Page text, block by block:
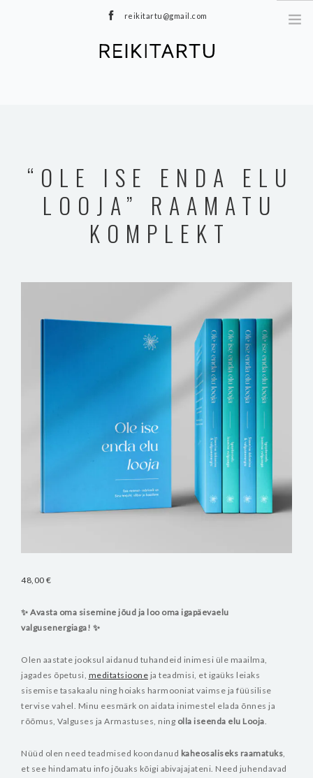
reikitartu@gmail.com
HINNAKIRI
TOOTED
BLOGI
KONTAKT
“OLE ISE ENDA ELU
LOOJA” RAAMATU
KOMPLEKT
48,00 €
✨ Avasta oma sisemine jõud ja loo oma igapäevaelu
valgusenergiaga! ✨
Olen aastate jooksul aidanud tuhandeid inimesi üle maailma,
jagades õpetusi, meditatsioone ja teadmisi, et igaüks leiaks
sisemise tasakaalu ning hoiaks harmooniat vaimse ja füüsilise
tervise vahel. Minu eesmärk on aidata inimestel elada õnnes ja
rõõmus, Valguses ja Armastuses, ning olla iseenda elu Looja.
Nüüd olen need teadmised koondanud kaheosaliseks raamatuks,
et see hindamatu info jõuaks kõigi abivajajateni. Need juhendavad